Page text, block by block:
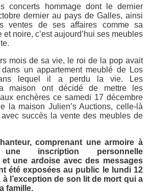
concerts hommage dont le dernier
dernier au pays de Galles, ainsi
ventes de ses affaires comme sa
noire, c’est aujourd’hui ses meubles
mois de sa vie, le roi de la pop avait
un appartement meublé de Los
lequel il a perdu la vie. Les
maison ont décidé de mettre les
enchères ce samedi 17 décembre
la maison Julien’s Auctions, celle-là
succès la vente des meubles de
comprenant une armoire à
inscription personnelle
et une ardoise avec des messages
été exposées au public le lundi 12
l’exception de son lit de mort qui a
famille.